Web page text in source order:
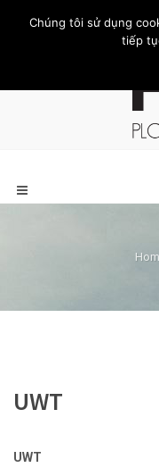
Trang chủ Giới thiệu
UWT
UWT
Chúng tôi sử dụng
tiếp